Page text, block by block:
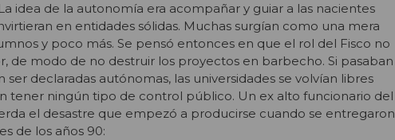
idea de la autonomía era acompañar y guiar a las nacientes
en entidades sólidas. Muchas surgían como una mera
y poco más. Se pensó entonces en que el rol del Fisco no
de modo de no destruir los proyectos en barbecho. Si pasaban
ser declaradas autónomas, las universidades se volvían libres
tener ningún tipo de control público. Un ex alto funcionario del
el desastre que empezó a producirse cuando se entregaron
de los años 90: